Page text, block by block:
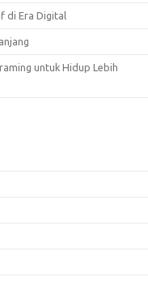
di Era Digital
untuk Hidup Lebih